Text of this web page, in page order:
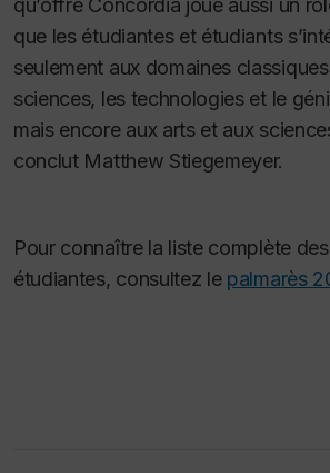
qu’offre Concordia joue aussi un
que les étudiantes et étudiants
seulement aux domaines
sciences, les technologies et le
mais encore aux arts et aux
conclut Matthew Stiegemeyer.
Pour connaître la liste complète
étudiantes, consultez le palmarès